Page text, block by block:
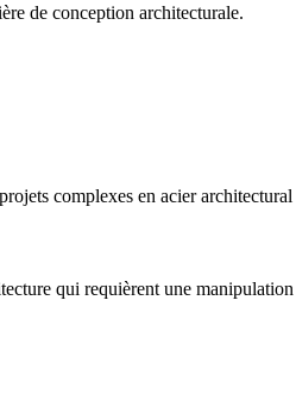
de conception architecturale.
complexes en acier
qui requièrent une